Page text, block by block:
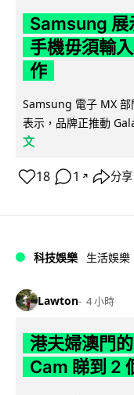
Samsung 展
手機毋須輸
作
Samsung 電子 MX 部
表示，品牌正推動
文
18 1 ↗ 分享
科技娛樂 生活娛樂
Lawton 4 小時
港夫婦澳門
Cam 睇到 2